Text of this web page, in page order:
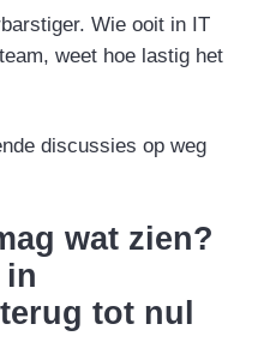
Wie ooit in IT
weet hoe lastig het
discussies op weg
wat zien?
tot nul